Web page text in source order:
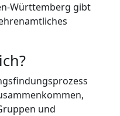
Württemberg gibt
und